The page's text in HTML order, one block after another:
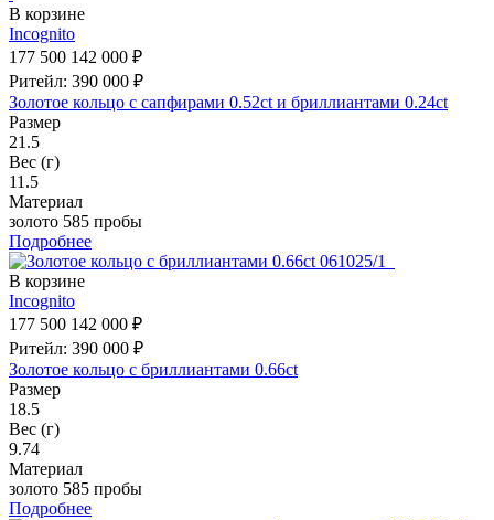
В корзине
Incognito
177 500 142 000 ₽
Ритейл: 390 000 ₽
Золотое кольцо с сапфирами 0.52ct и бриллиантами 0.24ct
Размер
21.5
Вес (г)
11.5
Материал
золото 585 пробы
Подробнее
В корзине
Incognito
177 500 142 000 ₽
Ритейл: 390 000 ₽
Золотое кольцо с бриллиантами 0.66ct
Размер
18.5
Вес (г)
9.74
Материал
золото 585 пробы
Подробнее